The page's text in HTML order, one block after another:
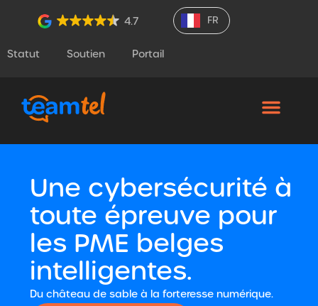
4.7 FR
Statut Soutien Portail
Une cybersécurité à
toute épreuve pour
les PME belges
intelligentes.
Du château de sable à la forteresse numérique.